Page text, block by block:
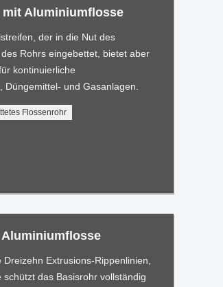
mit Aluminiumflosse
der in die Nut des
Rohrs eingebettet, bietet aber
kontinuierliche
und Gasanlagen.
Flossenrohr
Extrusions-Rippenlinien,
das Basisrohr vollständig